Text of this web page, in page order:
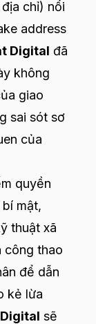
chỉ) nổi
address
Digital đã
không
giao
sai sót sơ
của
quyền
mật,
thuật xã
công thao
để dẫn
kẻ lừa
sẽ